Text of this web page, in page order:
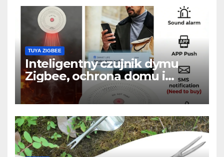
TUYA ZIGBEE
Inteligentny czujnik dymu
Zigbee, ochrona domu i
powiadomienia w telefonie